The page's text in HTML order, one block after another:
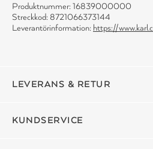
Produktnummer: 16839000000
Streckkod: 8721066373144
Leverantörinformation: https://
LEVERANS & RETUR
KUNDSERVICE